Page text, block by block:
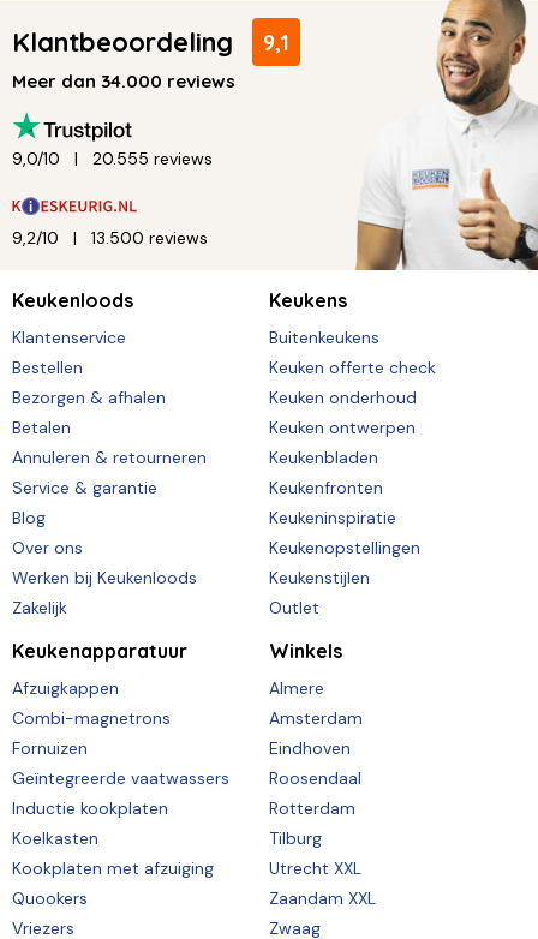
Klantbeoordeling 9,1
Meer dan 34.000 reviews
9,0/10 20.555 reviews
9,2/10 13.500 reviews
Keukenloods
Klantenservice
Bestellen
Bezorgen & afhalen
Betalen
Annuleren & retourneren
Service & garantie
Blog
Over ons
Werken bij Keukenloods
Zakelijk
Keukens
Buitenkeukens
Keuken offerte check
Keuken onderhoud
Keuken ontwerpen
Keukenbladen
Keukenfronten
Keukeninspiratie
Keukenopstellingen
Keukenstijlen
Outlet
Keukenapparatuur
Afzuigkappen
Combi-magnetrons
Fornuizen
Geïntegreerde vaatwassers
Inductie kookplaten
Koelkasten
Kookplaten met afzuiging
Quookers
Vriezers
Winkels
Almere
Amsterdam
Eindhoven
Roosendaal
Rotterdam
Tilburg
Utrecht XXL
Zaandam XXL
Zwaag